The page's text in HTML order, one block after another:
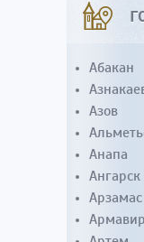
Абакан
Азов
Анапа
Ангарск
Арзамас
Армавир